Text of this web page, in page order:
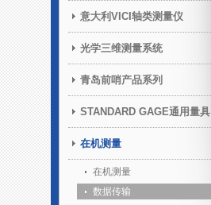
意大利VICI轴类测量仪
光学三维测量系统
青岛前哨产品系列
STANDARD GAGE通用量具
在机测量
在机测量
数据传输